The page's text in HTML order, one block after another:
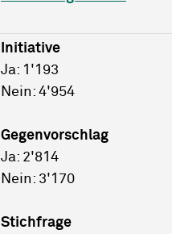
Initiative
Ja: 1'193
Nein: 4'954
Gegenvorschlag
Ja: 2'814
Nein: 3'170
Stichfrage